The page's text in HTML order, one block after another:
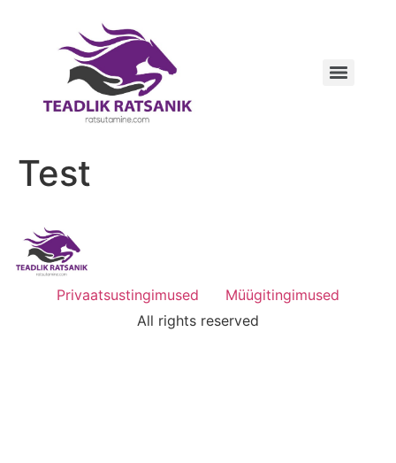
Test
Privaatsustingimused
Müügitingimused
All rights reserved